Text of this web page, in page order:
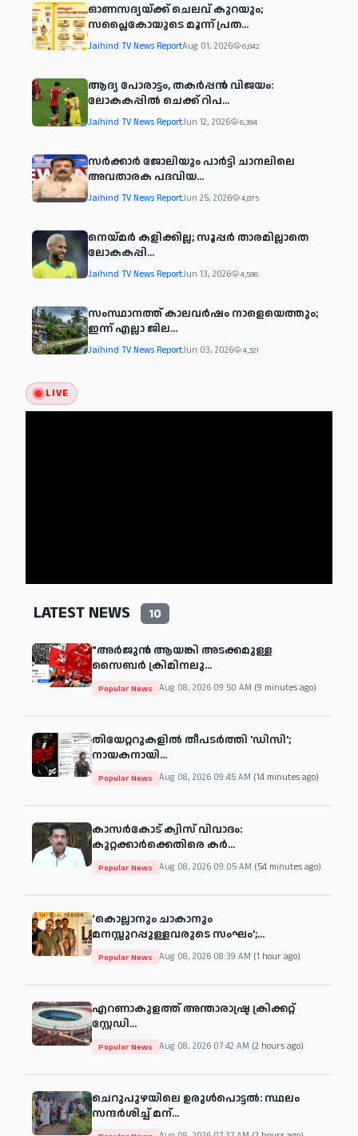
ഓണസദ്യയ്ക്ക് ചെലവ് കുറയും;
സപ്ലൈകോയുടെ മൂന്ന് പ്രത...
Jaihind TV News ReportAug 01, 2026 6,842
ആദ്യ പോരാട്ടം, തകർപ്പൻ വിജയം:
ലോകകപ്പിൽ ചെക്ക് റിപ...
Jaihind TV News ReportJun 12, 2026 6,394
സര്‍ക്കാര്‍ ജോലിയും പാര്‍ട്ടി ചാനലിലെ
അവതാരക പദവിയ...
Jaihind TV News ReportJun 25, 2026 4,875
നെയ്മര്‍ കളിക്കില്ല; സൂപ്പര്‍ താരമില്ലാതെ
ലോകകപ്പി...
Jaihind TV News ReportJun 13, 2026 4,596
സംസ്ഥാനത്ത് കാലവര്‍ഷം നാളെയെത്തും;
ഇന്ന് എല്ലാ ജില...
Jaihind TV News ReportJun 03, 2026 4,321
LIVE
LATEST NEWS 10
"അര്‍ജുന്‍ ആയങ്കി അടക്കമുള്ള
സൈബര്‍ ക്രിമിനലു...
Popular News Aug 08, 2026 09:50 AM (9 minutes ago)
തിയേറ്ററുകളില്‍ തീപടര്‍ത്തി 'ഡിസി';
നായകനായി...
Popular News Aug 08, 2026 09:45 AM (14 minutes ago)
കാസർകോട് ക്വിസ് വിവാദം:
കുറ്റക്കാർക്കെതിരെ കർ...
Popular News Aug 08, 2026 09:05 AM (54 minutes ago)
‘കൊല്ലാനും ചാകാനും
മനസ്സുറപ്പുള്ളവരുടെ സംഘം’;...
Popular News Aug 08, 2026 08:39 AM (1 hour ago)
എറണാകുളത്ത് അന്താരാഷ്ട്ര ക്രിക്കറ്റ്
സ്റ്റേഡി...
Popular News Aug 08, 2026 07:42 AM (2 hours ago)
ചെറുപുഴയിലെ ഉരുൾപൊട്ടൽ: സ്ഥലം
സന്ദർശിച്ച് മന്...